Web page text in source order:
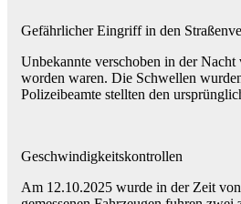
Gefährlicher Eingriff in den
Unbekannte verschoben in der
worden waren. Die Schwellen
Polizeibeamte stellten den
Geschwindigkeitskontrollen
Am 12.10.2025 wurde in der Zeit